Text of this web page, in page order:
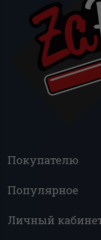
Покупателю
Популярное
Личный